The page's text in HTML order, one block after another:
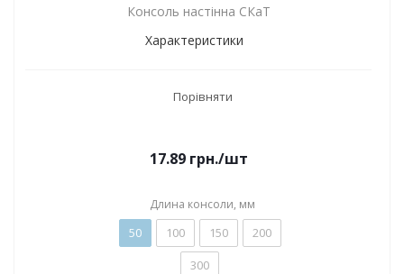
Консоль настінна СКаТ
Характеристики
Порівняти
17.89 грн./шт
Длина консоли, мм
50 100 150
200
300